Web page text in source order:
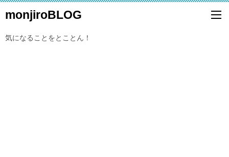
monjiroBLOG
気になることをとことん！